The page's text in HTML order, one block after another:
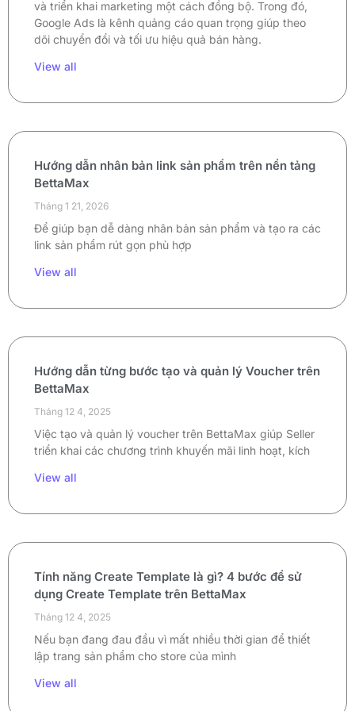
và triển khai marketing một cách đồng bộ. Trong đó,
Google Ads là kênh quảng cáo quan trọng giúp theo
dõi chuyển đổi và tối ưu hiệu quả bán hàng.
View all
Hướng dẫn nhân bản link sản phẩm trên nền tảng
BettaMax
Tháng 1 21, 2026
Để giúp bạn dễ dàng nhân bản sản phẩm và tạo ra các
link sản phẩm rút gọn phù hợp
View all
Hướng dẫn từng bước tạo và quản lý Voucher trên
BettaMax
Tháng 12 4, 2025
Việc tạo và quản lý voucher trên BettaMax giúp Seller
triển khai các chương trình khuyến mãi linh hoạt, kích
View all
Tính năng Create Template là gì? 4 bước để sử
dụng Create Template trên BettaMax
Tháng 12 4, 2025
Nếu bạn đang đau đầu vì mất nhiều thời gian để thiết
lập trang sản phẩm cho store của mình
View all